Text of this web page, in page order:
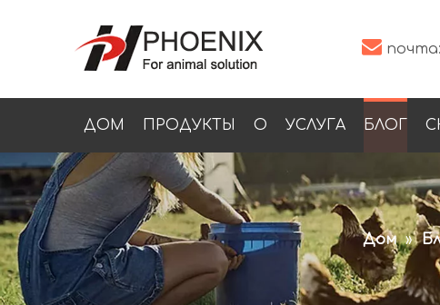
почта:
ДОМ ПРОДУКТЫ О УСЛУГА БЛОГ
Дом »